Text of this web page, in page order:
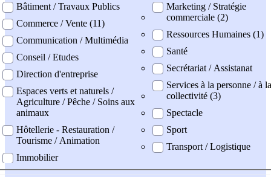
Bâtiment / Travaux Publics
Commerce / Vente (11)
Communication / Multimédia
Conseil / Etudes
Direction d'entreprise
Espaces verts et naturels /
Agriculture / Pêche / Soins aux
animaux
Hôtellerie - Restauration /
Tourisme / Animation
Immobilier
Marketing / Stratégie
commerciale (2)
Ressources Humaines (1)
Santé
Secrétariat / Assistanat
Services à la personne / à la
collectivité (3)
Spectacle
Sport
Transport / Logistique